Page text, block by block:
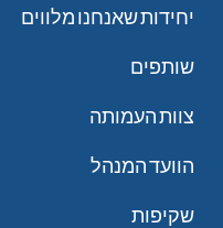
יחידות שאנחנו מלווים
שותפים
צוות העמותה
הוועד המנהל
שקיפות